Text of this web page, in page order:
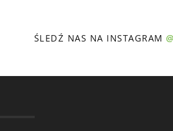
ŚLEDŹ NAS NA INSTAGRAM